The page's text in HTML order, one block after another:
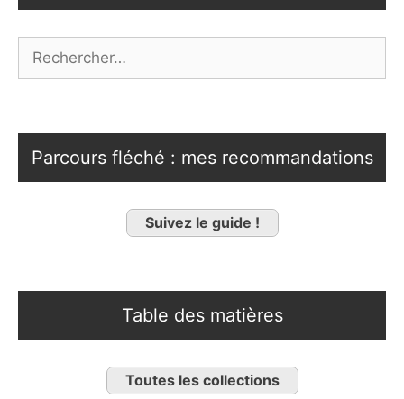
Parcours fléché : mes recommandations
Suivez le guide !
Table des matières
Toutes les collections